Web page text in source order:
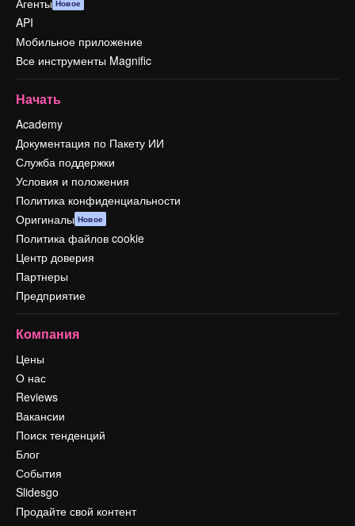
Агенты Новое
API
Мобильное приложение
Все инструменты Magnific
Начать
Academy
Документация по Пакету ИИ
Служба поддержки
Условия и положения
Политика конфиденциальности
Оригиналы Новое
Политика файлов cookie
Центр доверия
Партнеры
Предприятие
Компания
Цены
О нас
Reviews
Вакансии
Поиск тенденций
Блог
События
Slidesgo
Продайте свой контент